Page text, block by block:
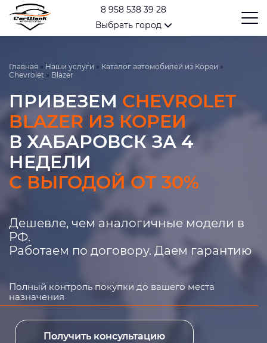
8 958 538 39 28
Выбрать город
Главная » Наши услуги » Каталог автомобилей из Кореи »
Chevrolet » Blazer
ПРИВЕЗЕМ CHEVROLET
BLAZER ИЗ КОРЕИ
В ХАБАРОВСК ЗА 4
НЕДЕЛИ
С ВЫГОДОЙ ОТ 30%
Дешевле, чем аналогичные модели в
РФ.
Работаем по договору. Даем гарантию
Полный контроль покупки до вашего места
назначения
Получить консультацию